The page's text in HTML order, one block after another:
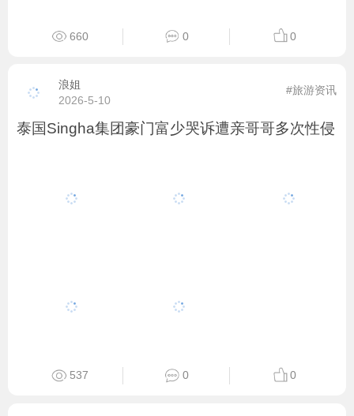
660 0 0
浪姐
2026-5-10
#旅游资讯
泰国Singha集团豪门富少哭诉遭亲哥哥多次性侵
537 0 0